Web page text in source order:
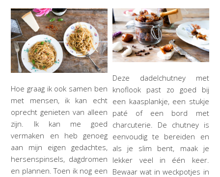
Hoe graag ik ook samen ben
met mensen, ik kan echt
oprecht genieten van alleen
zijn. Ik kan me goed
vermaken en heb genoeg
aan mijn eigen gedachtes,
hersenspinsels, dagdromen
en plannen. Toen ik nog een
Deze dadelchutney met
knoflook past zo goed bij
een kaasplankje, een stukje
paté of een bord met
charcuterie. De chutney is
eenvoudig te bereiden en
als je slim bent, maak je
lekker veel in één keer.
Bewaar wat in weckpotjes in